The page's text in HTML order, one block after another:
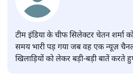
टीम इंडिया के चीफ सिलेक्टर चेतन शर्मा
समय भारी पड़ गया जब वह एक न्यूज़
खिलाड़ियों को लेकर बड़ी-बड़ी बातें करते